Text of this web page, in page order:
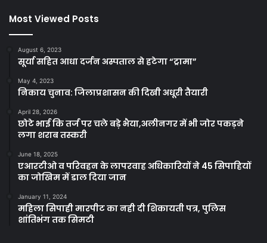
Most Viewed Posts
August 6, 2023
सूर्या सहित आधा दर्जन अस्पताल से हटेगा “ट्रामा”
May 4, 2023
निकाय चुनाव: जिलाप्रशासन की दिखी अधूरी तैयारी
April 28, 2026
छोटे भाई कि तर्ज पर चले बड़े भैया,अलीनगर में भी जोर पकड़ने
लगा शराब तस्करी
June 18, 2025
एआरटीओ व परिवहन के लापरवाह अधिकारियों ने 45 सिपाहियों
का जोखिम में डाल दिया जान
January 11, 2024
महिला सिपाही मारपीट का नही दी शिकायती पत्र, पुलिस
शांतिभंग तक सिमटी